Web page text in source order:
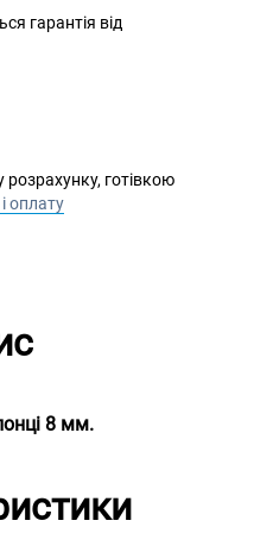
гарантія від
готівкою
оплату
8 мм.